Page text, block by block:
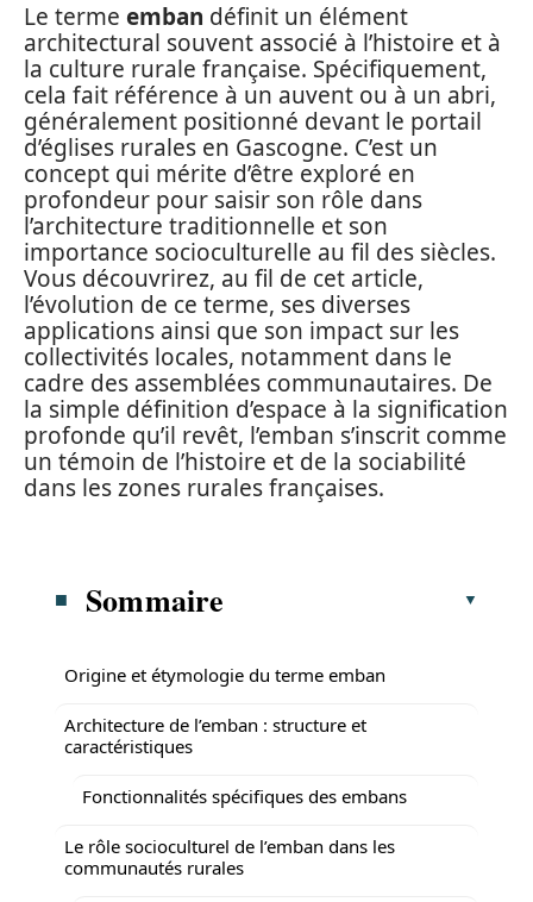
Le terme emban définit un élément
architectural souvent associé à l’histoire et à
la culture rurale française. Spécifiquement,
cela fait référence à un auvent ou à un abri,
généralement positionné devant le portail
d’églises rurales en Gascogne. C’est un
concept qui mérite d’être exploré en
profondeur pour saisir son rôle dans
l’architecture traditionnelle et son
importance socioculturelle au fil des siècles.
Vous découvrirez, au fil de cet article,
l’évolution de ce terme, ses diverses
applications ainsi que son impact sur les
collectivités locales, notamment dans le
cadre des assemblées communautaires. De
la simple définition d’espace à la signification
profonde qu’il revêt, l’emban s’inscrit comme
un témoin de l’histoire et de la sociabilité
dans les zones rurales françaises.
Sommaire
Origine et étymologie du terme emban
Architecture de l’emban : structure et
caractéristiques
Fonctionnalités spécifiques des embans
Le rôle socioculturel de l’emban dans les
communautés rurales